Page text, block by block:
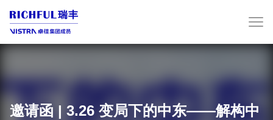
邀请函 | 3.26 变局下的中东——解构中